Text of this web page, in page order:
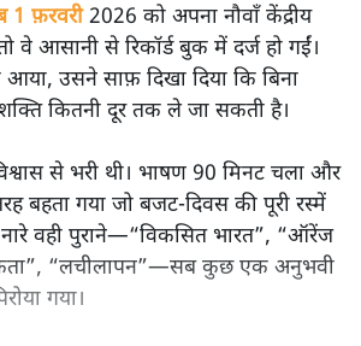
1 फ़रवरी2026 को अपना नौवाँ केंद्रीय
वे आसानी से रिकॉर्ड बुक में दर्ज हो गईं।
उसने साफ़ दिखा दिया कि बिना
कितनी दूर तक ले जा सकती है।
से भरी थी। भाषण 90 मिनट चला और
बहता गया जो बजट‑दिवस की पूरी रस्में
वही पुराने—“विकसित भारत”, “ऑरेंज
“लचीलापन”—सब कुछ एक अनुभवी
गया।